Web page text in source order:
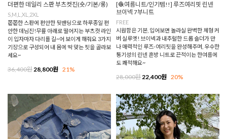
더편한 데일리 스판 부츠컷진(숏/기본/롱)
S,M,L,XL,2XL
쫀쫀한 스판에 편안한 뒷밴딩으로 하루종일 편
안한 데님진!무릎 아래로 떨어지는 부츠컷 라인
이 입자마자 다리를 길~어 보이게 해줘요 3가지
기장으로 구성되어 내 몸에 딱 맞는 핏을 골라보
세요~
36,400원28,800원 21%
[🧶여름니트/인기템!!] 루즈여리핏 린넨
브이넥 7부니트
FREE
시원함은 기본, 입어보면 놀라실 완벽한 체형 커
버 실루엣! 브이넥과 내추럴한 드롭 숄더가 만
나 매력적인 루즈-여리핏을 완성해주며, 우수한
통기성의 린넨 혼방 니트로 끈적이는 한여름에
도 쾌적해요~
28,000원22,400원 20%